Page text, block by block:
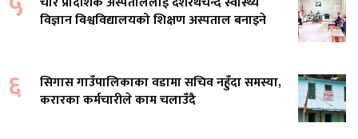
विज्ञान विश्वविद्यालयको शिक्षण अस्पताल बनाइने
६
सिगास गाउँपालिकाका वडामा सचिव नहुँदा समस्या,
करारका कर्मचारीले काम चलाउँदै